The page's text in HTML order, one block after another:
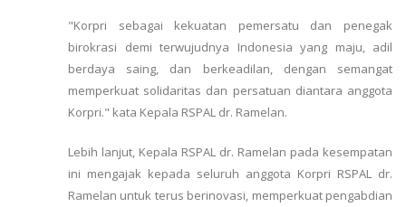
"Korpri sebagai kekuatan pemersatu dan penegak
birokrasi demi terwujudnya Indonesia yang maju, adil
berdaya saing, dan berkeadilan, dengan semangat
memperkuat solidaritas dan persatuan diantara anggota
Korpri." kata Kepala RSPAL dr. Ramelan.
Lebih lanjut, Kepala RSPAL dr. Ramelan pada kesempatan
ini mengajak kepada seluruh anggota Korpri RSPAL dr.
Ramelan untuk terus berinovasi, memperkuat pengabdian